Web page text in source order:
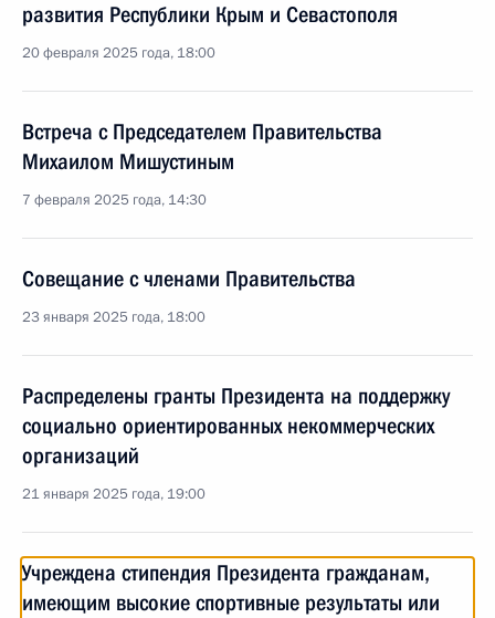
развития Республики Крым и Севастополя
20 февраля 2025 года, 18:00
Встреча с Председателем Правительства
Михаилом Мишустиным
7 февраля 2025 года, 14:30
Совещание с членами Правительства
23 января 2025 года, 18:00
Распределены гранты Президента на поддержку
социально ориентированных некоммерческих
организаций
21 января 2025 года, 19:00
Учреждена стипендия Президента гражданам,
имеющим высокие спортивные результаты или